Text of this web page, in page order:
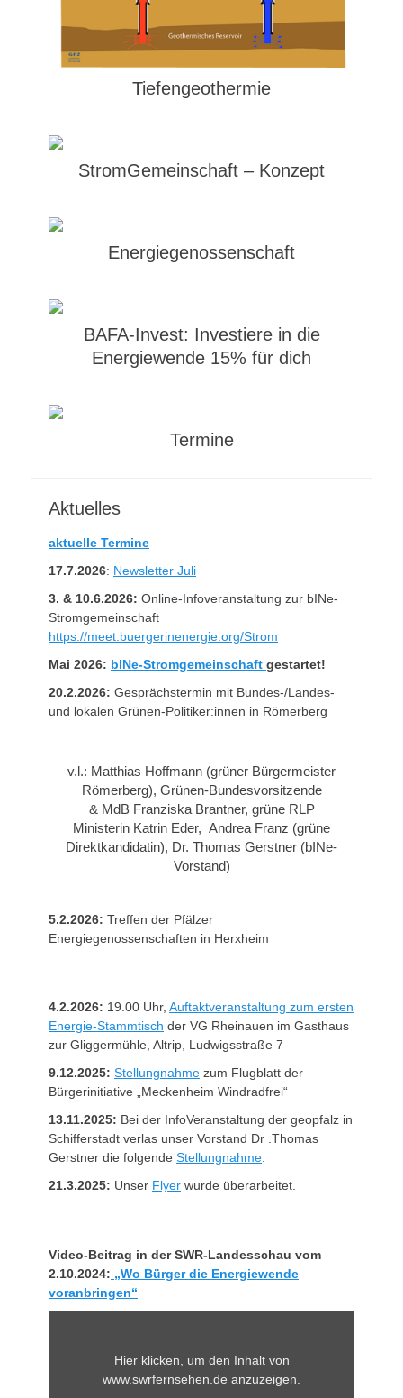
Tiefengeothermie
StromGemeinschaft – Konzept
Energiegenossenschaft
BAFA-Invest: Investiere in die
Energiewende 15% für dich
Termine
Aktuelles
aktuelle Termine
17.7.2026: Newsletter Juli
3. & 10.6.2026: Online-Infoveranstaltung zur bINe-
Stromgemeinschaft
https://meet.buergerinenergie.org/Strom
Mai 2026: bINe-Stromgemeinschaft gestartet!
20.2.2026: Gesprächstermin mit Bundes-/Landes-
und lokalen Grünen-Politiker:innen in Römerberg
v.l.: Matthias Hoffmann (grüner Bürgermeister
Römerberg), Grünen-Bundesvorsitzende
& MdB Franziska Brantner, grüne RLP
Ministerin Katrin Eder, Andrea Franz (grüne
Direktkandidatin), Dr. Thomas Gerstner (bINe-
Vorstand)
5.2.2026: Treffen der Pfälzer
Energiegenossenschaften in Herxheim
4.2.2026: 19.00 Uhr, Auftaktveranstaltung zum ersten
Energie-Stammtisch der VG Rheinauen im Gasthaus
zur Gliggermühle, Altrip, Ludwigsstraße 7
9.12.2025: Stellungnahme zum Flugblatt der
Bürgerinitiative „Meckenheim Windradfrei“
13.11.2025: Bei der InfoVeranstaltung der geopfalz in
Schifferstadt verlas unser Vorstand Dr .Thomas
Gerstner die folgende Stellungnahme
21.3.2025: Unser Flyer wurde überarbeitet.
Video-Beitrag in der SWR-Landesschau vom
2.10.2024: „Wo Bürger die Energiewende
voranbringen“
Hier klicken, um den Inhalt von
www.swrfernsehen.de anzuzeigen.